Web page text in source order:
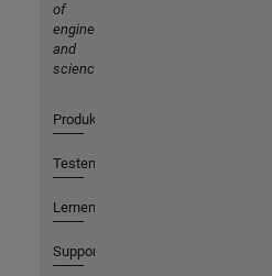
of
engineering
and
science
Produkte
Testen oder Kaufen
Lernen
Support